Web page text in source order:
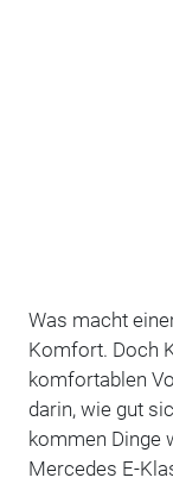
Was macht
Komfort. Doch
komfortablen
darin, wie gut
kommen Dinge
Mercedes E-